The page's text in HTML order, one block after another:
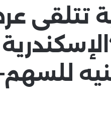
تتلقى
27.4 جنيه